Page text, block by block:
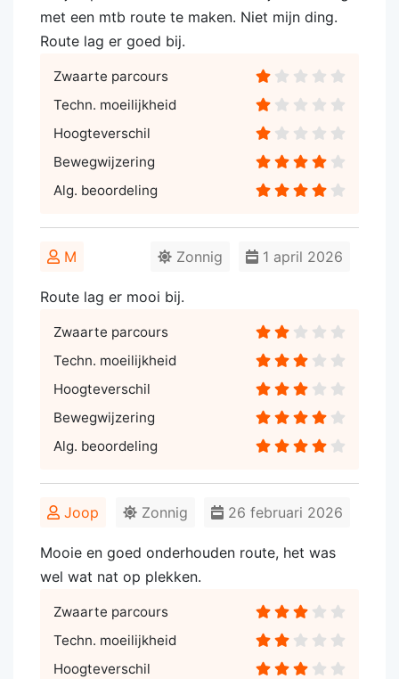
met een mtb route te maken. Niet mijn ding.
Route lag er goed bij.
Zwaarte parcours
Techn. moeilijkheid
Hoogteverschil
Bewegwijzering
Alg. beoordeling
M 1 april 2026
Zonnig
Route lag er mooi bij.
Zwaarte parcours
Techn. moeilijkheid
Hoogteverschil
Bewegwijzering
Alg. beoordeling
Joop 26 februari 2026
Zonnig
Mooie en goed onderhouden route, het was
wel wat nat op plekken.
Zwaarte parcours
Techn. moeilijkheid
Hoogteverschil